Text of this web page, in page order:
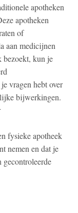
apotheken
apotheken
of
aan medicijnen
bezoekt, kun je
vragen hebt over
bijwerkingen.
fysieke apotheek
nemen en dat je
gecontroleerde